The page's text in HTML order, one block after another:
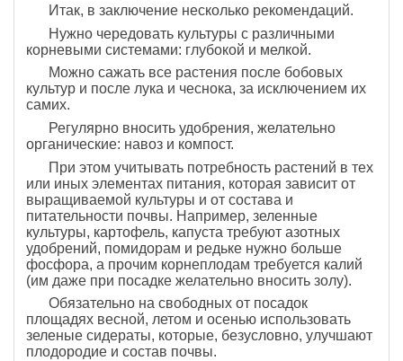
Итак, в заключение несколько рекомендаций.
Нужно чередовать культуры с различными
корневыми системами: глубокой и мелкой.
Можно сажать все растения после бобовых
культур и после лука и чеснока, за исключением их
самих.
Регулярно вносить удобрения, желательно
органические: навоз и компост.
При этом учитывать потребность растений в тех
или иных элементах питания, которая зависит от
выращиваемой культуры и от состава и
питательности почвы. Например, зеленные
культуры, картофель, капуста требуют азотных
удобрений, помидорам и редьке нужно больше
фосфора, а прочим корнеплодам требуется калий
(им даже при посадке желательно вносить золу).
Обязательно на свободных от посадок
площадях весной, летом и осенью использовать
зеленые сидераты, которые, безусловно, улучшают
плодородие и состав почвы.